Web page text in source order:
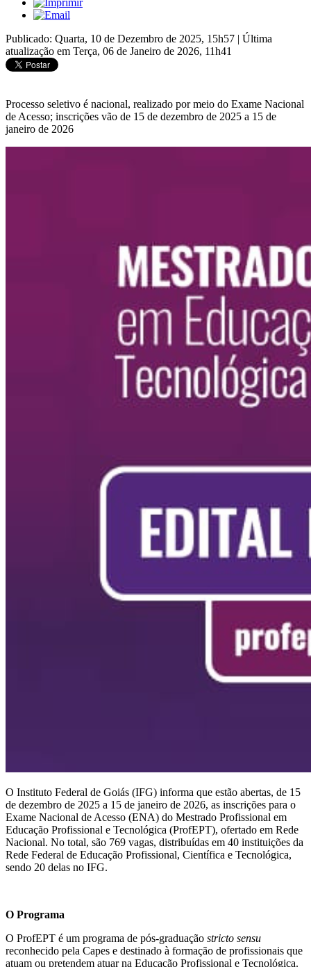
Publicado: Quarta, 10 de Dezembro de 2025, 15h57 | Última
atualização em Terça, 06 de Janeiro de 2026, 11h41
Processo seletivo é nacional, realizado por meio do Exame Nacional
de Acesso; inscrições vão de 15 de dezembro de 2025 a 15 de
janeiro de 2026
O Instituto Federal de Goiás (IFG) informa que estão abertas, de 15
de dezembro de 2025 a 15 de janeiro de 2026, as inscrições para o
Exame Nacional de Acesso (ENA) do Mestrado Profissional em
Educação Profissional e Tecnológica (ProfEPT), ofertado em Rede
Nacional. No total, são 769 vagas, distribuídas em 40 instituições da
Rede Federal de Educação Profissional, Científica e Tecnológica,
sendo 20 delas no IFG.
O Programa
O ProfEPT é um programa de pós-graduação stricto sensu
reconhecido pela Capes e destinado à formação de profissionais que
atuam ou pretendem atuar na Educação Profissional e Tecnológica.